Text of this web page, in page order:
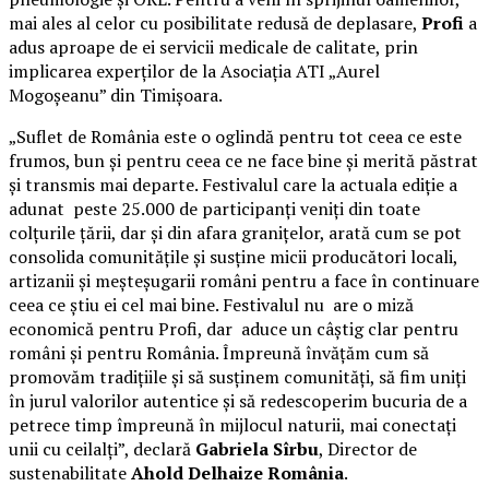
mai ales al celor cu posibilitate redusă de deplasare, Profi a
adus aproape de ei servicii medicale de calitate, prin
implicarea experților de la Asociația ATI „Aurel
Mogoșeanu” din Timișoara.
„Suflet de România este o oglindă pentru tot ceea ce este
frumos, bun și pentru ceea ce ne face bine și merită păstrat
și transmis mai departe. Festivalul care la actuala ediție a
adunat peste 25.000 de participanți veniți din toate
colțurile țării, dar și din afara granițelor, arată cum se pot
consolida comunitățile și susține micii producători locali,
artizanii și meșteșugarii români pentru a face în continuare
ceea ce știu ei cel mai bine. Festivalul nu are o miză
economică pentru Profi, dar aduce un câștig clar pentru
români și pentru România. Împreună învățăm cum să
promovăm tradițiile și să susținem comunități, să fim uniți
în jurul valorilor autentice și să redescoperim bucuria de a
petrece timp împreună în mijlocul naturii, mai conectați
unii cu ceilalți”, declară Gabriela Sîrbu, Director de
sustenabilitateAhold Delhaize România.